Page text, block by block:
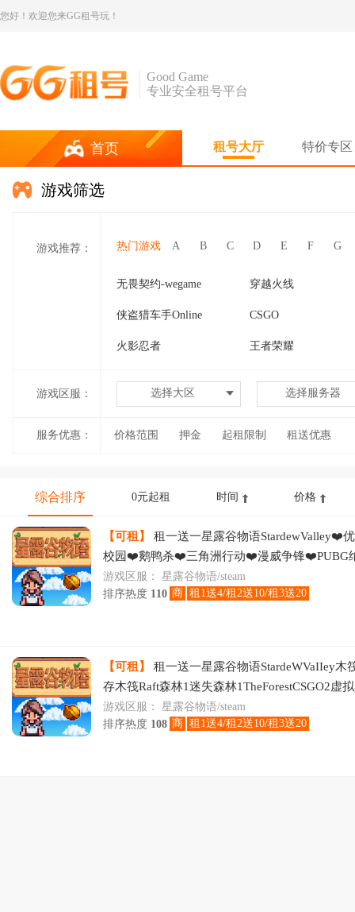
您好！欢迎您来GG租号玩！
Good Game
专业安全租号平台
首页 租号大厅 特价专区
游戏筛选
游戏推荐： 热门游戏 A B C D E F G
无畏契约-wegame 穿越火线
侠盗猎车手Online CSGO
火影忍者 王者荣耀
游戏区服： 选择大区 选择服务器
服务优惠： 价格范围 押金 起租限制 租送优惠
综合排序 0元起租 时间 价格
【可租】
租一送一星露谷物语StardewValley❤️
校园❤️鹅鸭杀❤️三角洲行动❤️漫威争锋❤️PUBG
❤️反恐精英❤️CS2❤️CSGO❤
游戏区服： 星露谷物语/steam
排序热度 110 商 租1送4/租2送10/租3送20
【可租】
租一送一️星露谷物语StardeWVaIIey木
存木筏Raft森林1迷失森林1TheForestCSGO2虚
全DLCCS2CSGO
游戏区服： 星露谷物语/steam
排序热度 108 商 租1送4/租2送10/租3送20